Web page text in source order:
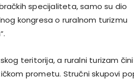
specijaliteta, samo su dio
kongresa o ruralnom turizmu
teritorija, a ruralni turizam čini
prometu. Stručni skupovi